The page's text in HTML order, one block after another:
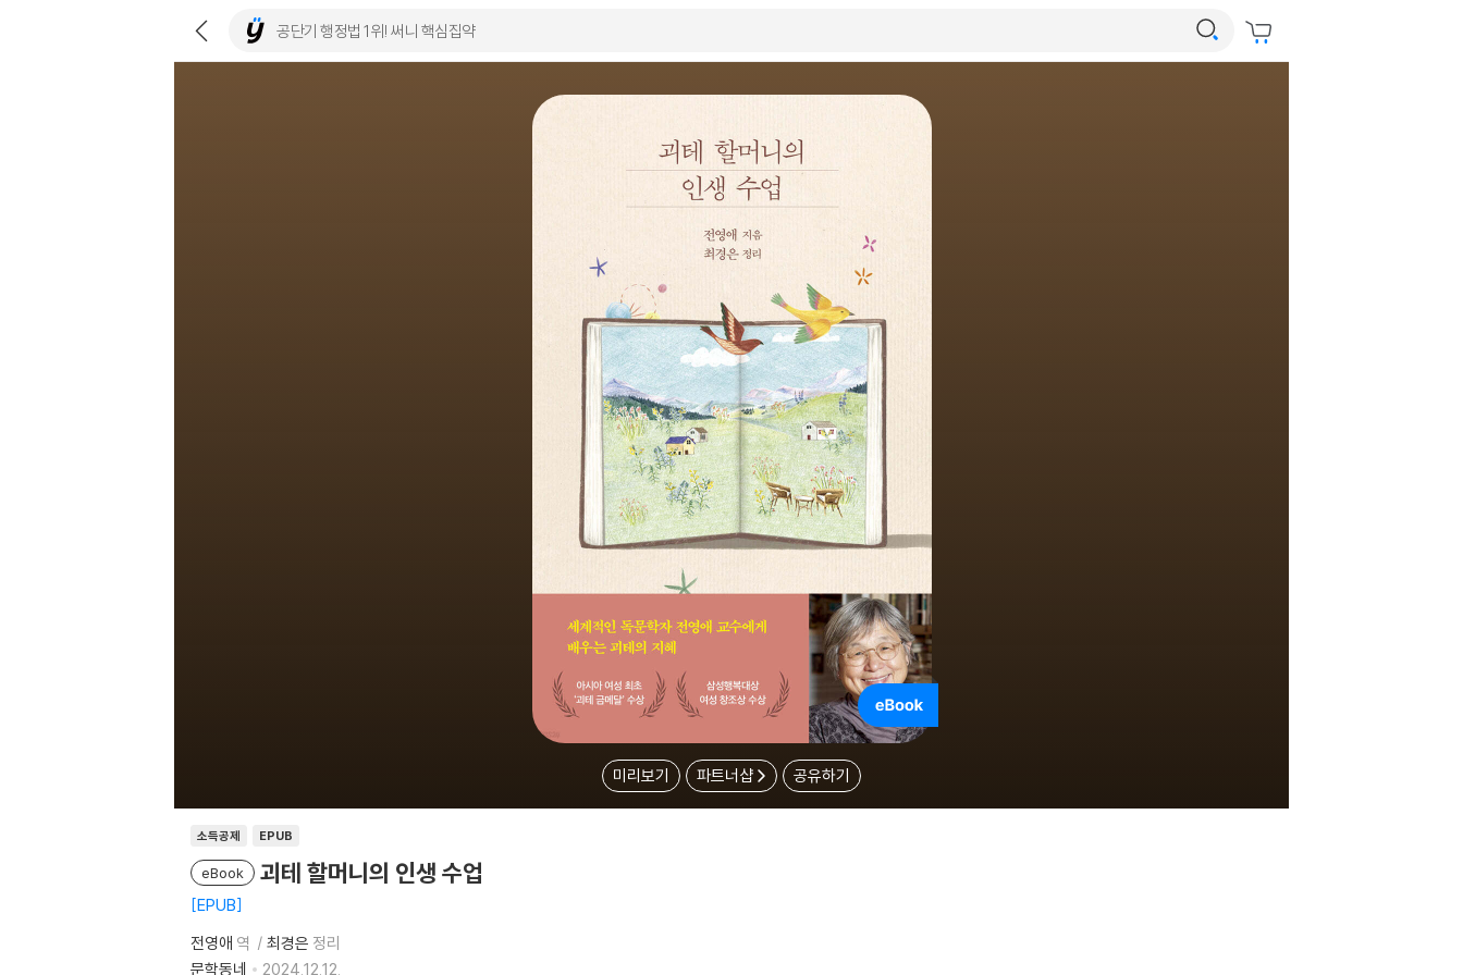
미리보기 파트너샵 공유하기
소득공제 EPUB
eBook 괴테 할머니의 인생 수업
EPUB
전영애 역 최경은 정리
문학동네
2024.12.12.